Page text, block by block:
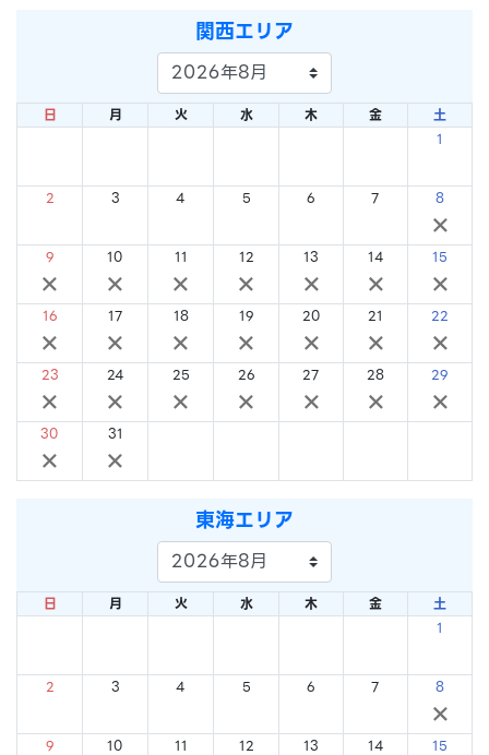
関西エリア
日 月 火 水 木 金
土
1
2 3 4 5 6 7 8
×
9
×
10
×
11
×
12
×
13
×
14
×
15
×
16
×
17
×
18
×
19
×
20
×
21
×
22
×
23
×
24
×
25
×
26
×
27
×
28
×
29
×
30
×
31
×
東海エリア
日 月 火 水 木 金
土
1
2 3 4 5 6 7 8
×
9 10 11 12 13 14 15